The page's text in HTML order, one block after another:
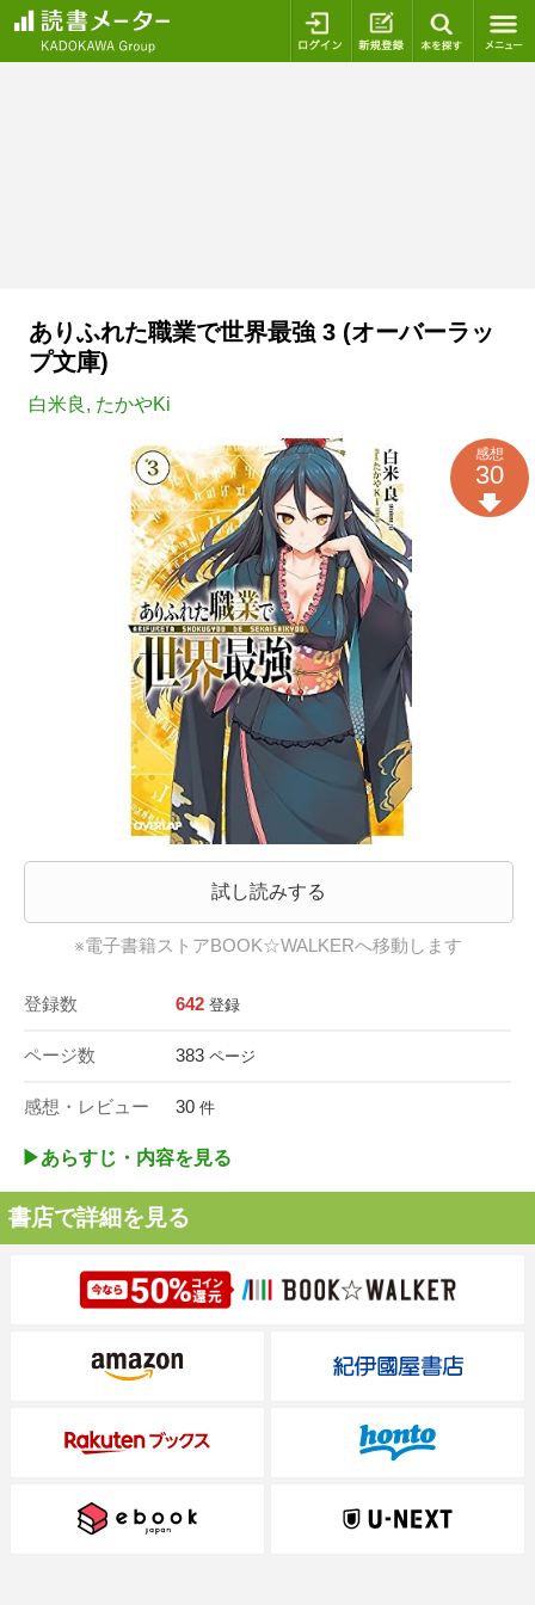
ログイン 新規登録
ありふれた職業で世界最強 3 (オーバーラッ
プ文庫)
白米良 , たかやKi
試し読みする
※電子書籍ストアBOOK☆WALKERへ移動します
登録数 642 登録
ページ数 383 ページ
感想・レビュー 30 件
感想
30
▶︎あらすじ・内容を見る
書店で詳細を見る